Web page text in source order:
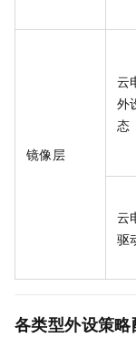
镜像层
云
外
态
云
驱
各类型外设策